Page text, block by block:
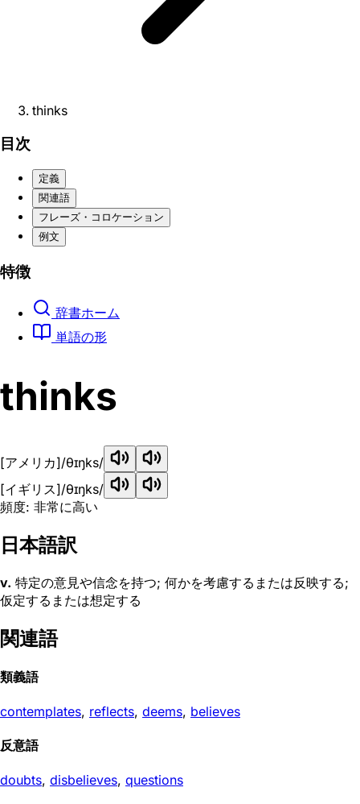
thinks
目次
定義
関連語
フレーズ・コロケーション
例文
特徴
辞書ホーム
単語の形
thinks
[アメリカ]/θɪŋks/
[イギリス]/θɪŋks/
頻度: 非常に高い
日本語訳
v. 特定の意見や信念を持つ; 何かを考慮するまたは反映する;
仮定するまたは想定する
関連語
類義語
contemplates, reflects, deems, believes
反意語
doubts, disbelieves, questions